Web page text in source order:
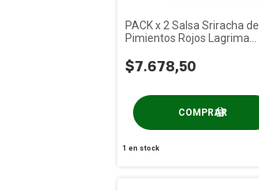
PACK x 2 Salsa Sriracha de
Pimientos Rojos Lagrima
$7.678,50
1 en stock